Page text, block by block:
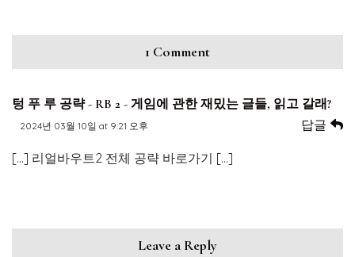
1 Comment
텅 푸 루 공략 - RB 2 - 게임에 관한 재밌는 글들, 읽고 갈래?
2024년 03월 10일 at 9:21 오후 답글
[…] 리얼바우트2 전체 공략 바로가기 […]
Leave a Reply